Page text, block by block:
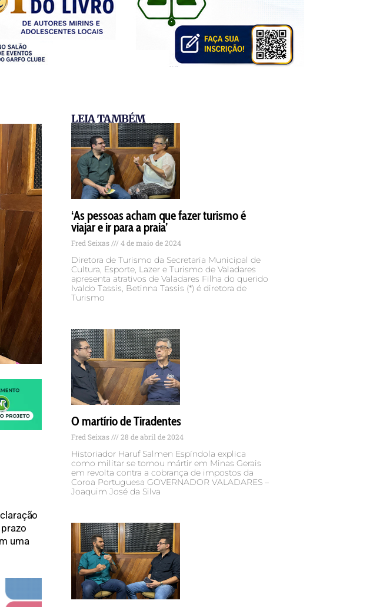
uma
LEIA TAMBÉM
‘As pessoas acham que fazer turismo é
viajar e ir para a praia’
Fred Seixas 4 de maio de 2024
Diretora de Turismo da Secretaria Municipal de
Cultura, Esporte, Lazer e Turismo de Valadares
apresenta atrativos de Valadares Filha do querido
Ivaldo Tassis, Betinna Tassis (*) é diretora de
Turismo
O martírio de Tiradentes
Fred Seixas 28 de abril de 2024
Historiador Haruf Salmen Espíndola explica
como militar se tornou mártir em Minas Gerais
em revolta contra a cobrança de impostos da
Coroa Portuguesa GOVERNADOR VALADARES –
Joaquim José da Silva